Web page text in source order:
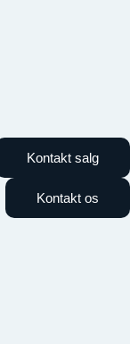
Kontakt salg
Kontakt os